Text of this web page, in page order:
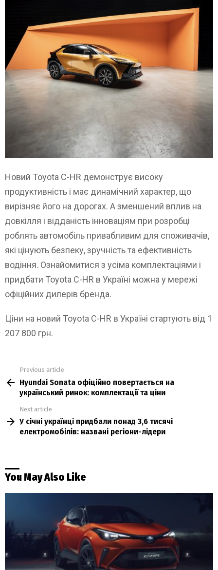
Новий Toyota C-HR демонструє високу
продуктивність і має динамічний характер, що
вирізняє його на дорогах. А зменшений вплив на
довкілля і відданість інноваціям при розробці
роблять автомобіль привабливим для споживачів,
які цінують безпеку, зручність та ефективність
водіння. Ознайомитися з усіма комплектаціями і
придбати Toyota C-HR в Україні можна у мережі
офіційних дилерів бренда.
Ціни на новий Toyota C-HR в Україні стартують від 1
207 800 грн.
more
Previous article
Hyundai Sonata офіційно повертається на
український ринок: комплектації та ціни
Next article
У січні українці придбали понад 3,6 тисячі
електромобілів: названі регіони-лідери
You May Also Like